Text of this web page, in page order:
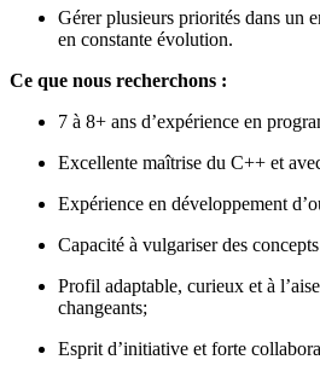
Gérer plusieurs priorités dans un
en constante évolution.
Ce que nous recherchons :
7 à 8+ ans d’expérience en
Excellente maîtrise du C++ et
Expérience en développement
Capacité à vulgariser des
Profil adaptable, curieux et à
changeants;
Esprit d’initiative et forte